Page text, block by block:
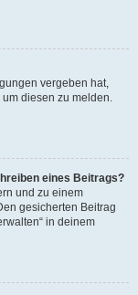
vergeben hat,
diesen zu melden.
eines Beitrags?
und zu einem
gesicherten Beitrag
in deinem